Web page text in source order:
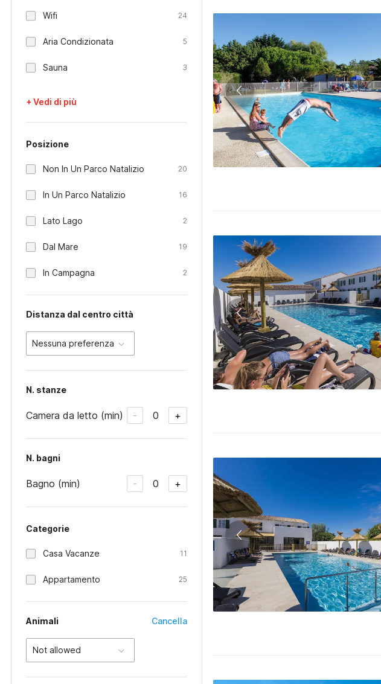
Wifi 24
Aria Condizionata 5
Sauna 3
+ Vedi di più
Posizione
Non In Un Parco Natalizio 20
In Un Parco Natalizio 16
Lato Lago 2
Dal Mare 19
In Campagna 2
Distanza dal centro città
Nessuna preferenza
N. stanze
Camera da letto (min) - 0 +
N. bagni
Bagno (min) - 0 +
Categorie
Casa Vacanze 11
Appartamento 25
Animali Cancella
Not allowed